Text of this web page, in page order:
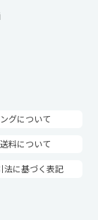
グについて
料について
法に基づく表記